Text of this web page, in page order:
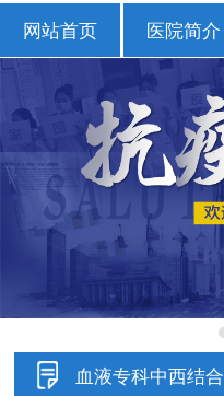
网站首页 医院简介
血液专科中西结合